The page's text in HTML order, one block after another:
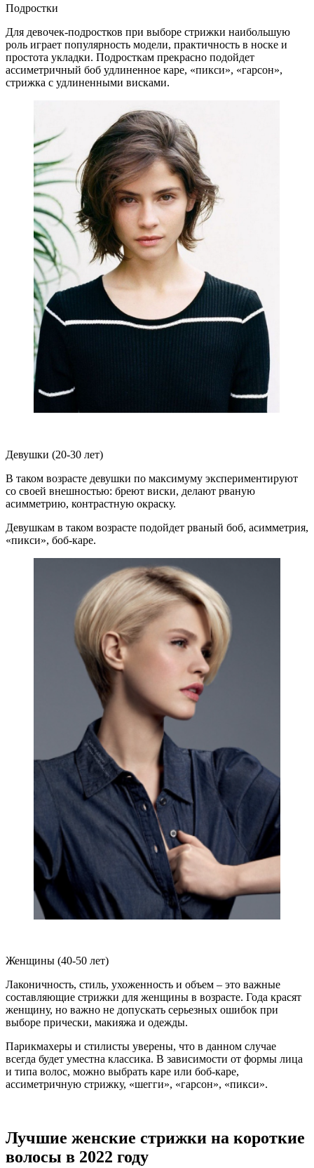
Подростки
Для девочек-подростков при выборе стрижки наибольшую
роль играет популярность модели, практичность в носке и
простота укладки. Подросткам прекрасно подойдет
ассиметричный боб удлиненное каре, «пикси», «гарсон»,
стрижка с удлиненными висками.
Девушки (20-30 лет)
В таком возрасте девушки по максимуму экспериментируют
со своей внешностью: бреют виски, делают рваную
асимметрию, контрастную окраску.
Девушкам в таком возрасте подойдет рваный боб, асимметрия,
«пикси», боб-каре.
Женщины (40-50 лет)
Лаконичность, стиль, ухоженность и объем – это важные
составляющие стрижки для женщины в возрасте. Года красят
женщину, но важно не допускать серьезных ошибок при
выборе прически, макияжа и одежды.
Парикмахеры и стилисты уверены, что в данном случае
всегда будет уместна классика. В зависимости от формы лица
и типа волос, можно выбрать каре или боб-каре,
ассиметричную стрижку, «шегги», «гарсон», «пикси».
Лучшие женские стрижки на короткие
волосы в 2022 году